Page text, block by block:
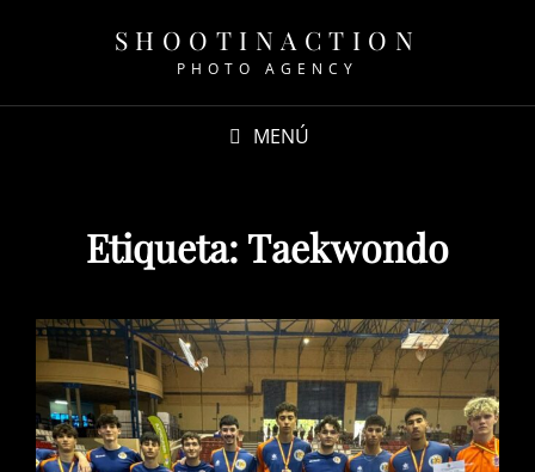
SHOOTINACTION
PHOTO AGENCY
MENÚ
Etiqueta:Taekwondo